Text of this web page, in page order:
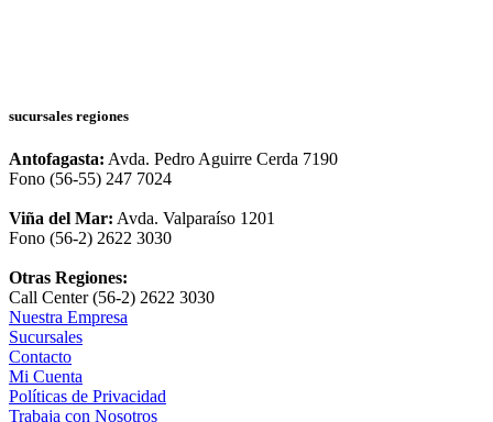
sucursales regiones
Antofagasta: Avda. Pedro Aguirre Cerda 7190
Fono (56-55) 247 7024
Viña del Mar: Avda. Valparaíso 1201
Fono (56-2) 2622 3030
Otras Regiones:
Call Center (56-2) 2622 3030
Nuestra Empresa
Sucursales
Contacto
Mi Cuenta
Políticas de Privacidad
Trabaja con Nosotros